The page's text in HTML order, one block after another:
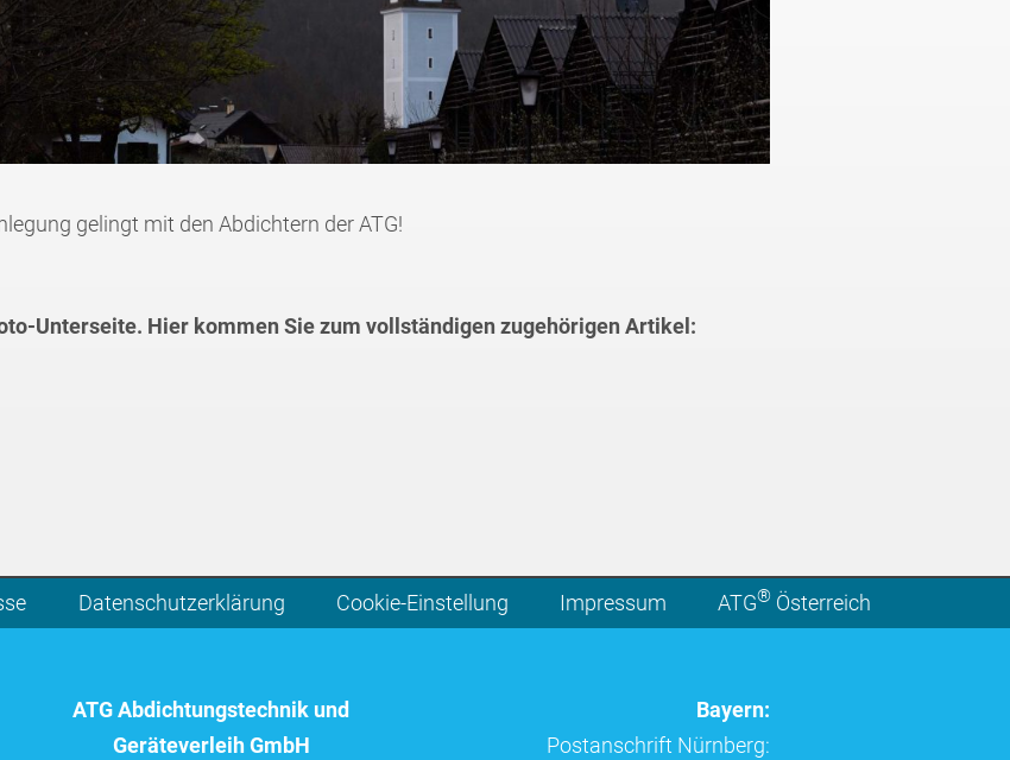
gelingt mit den Abdichtern der ATG!
Unterseite. Hier kommen Sie zum vollständigen zugehörigen Artikel:
Datenschutzerklärung Cookie-Einstellung Impressum ATG® Österreich
ATG Abdichtungstechnik und
Geräteverleih GmbH
Bayern:
Postanschrift Nürnberg: